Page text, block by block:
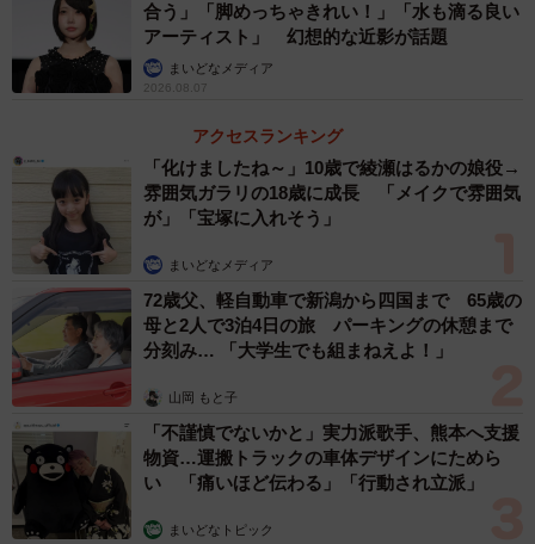
合う」「脚めっちゃきれい！」「水も滴る良い
アーティスト」 幻想的な近影が話題
まいどなメディア
2026.08.07
アクセスランキング
「化けましたね～」10歳で綾瀬はるかの娘役→
雰囲気ガラリの18歳に成長 「メイクで雰囲気
が」「宝塚に入れそう」
まいどなメディア
72歳父、軽自動車で新潟から四国まで 65歳の
母と2人で3泊4日の旅 パーキングの休憩まで
分刻み… 「大学生でも組まねえよ！」
山岡 もと子
「不謹慎でないかと」実力派歌手、熊本へ支援
物資…運搬トラックの車体デザインにためら
い 「痛いほど伝わる」「行動され立派」
まいどなトピック